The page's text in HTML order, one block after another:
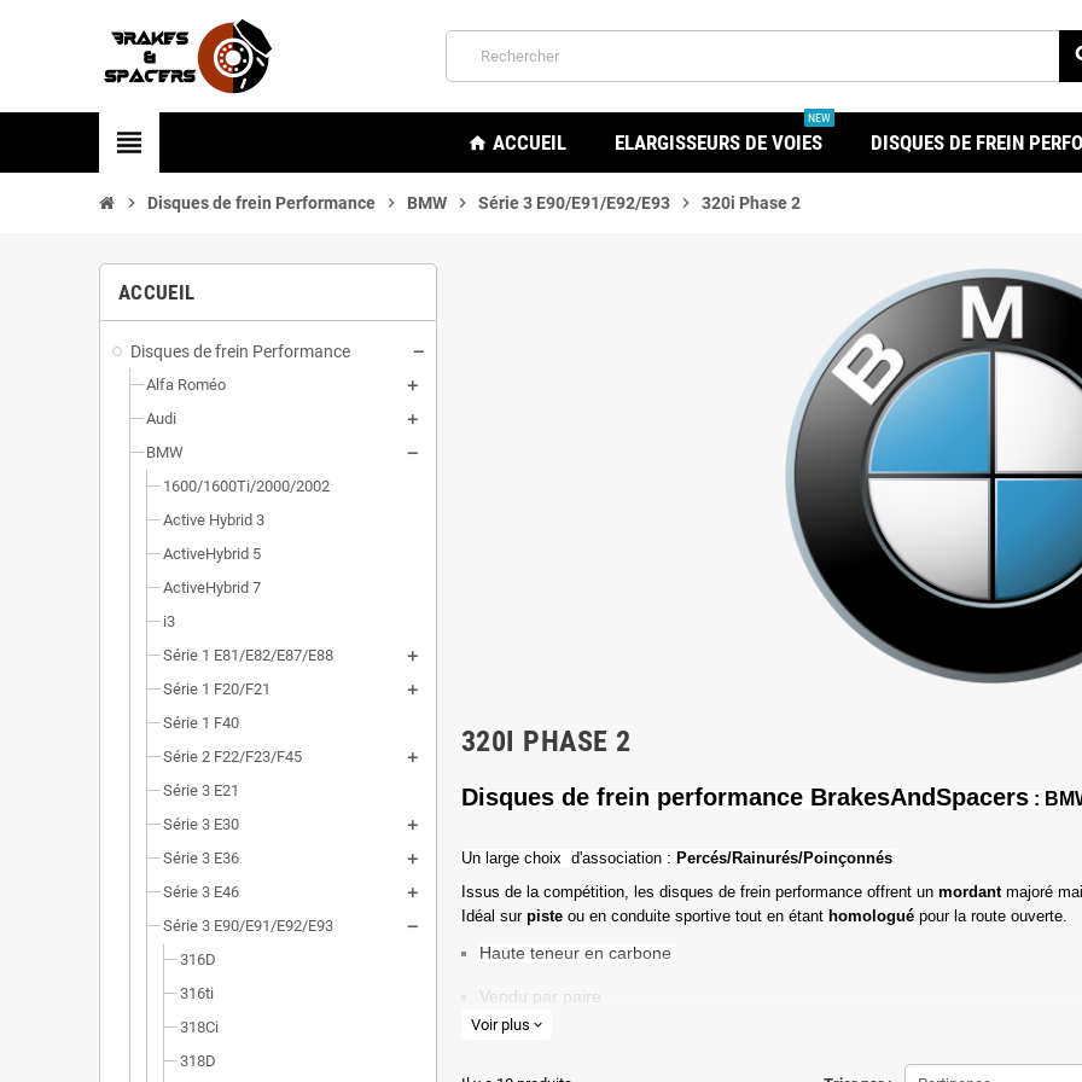
view_headline home ACCUEIL ELARGISSEURS DE VOIES
NEW
DISQUES DE FREIN
chevron_right Disques de frein Performance chevron_right BMW chevron_right Série 3 E90/E91/E92/E93 chevron_right 320i Phase 2
ACCUEIL
Disques de frein Performance
Alfa Roméo
Audi
BMW
1600/1600Ti/2000/2002
Active Hybrid 3
ActiveHybrid 5
ActiveHybrid 7
i3
Série 1 E81/E82/E87/E88
Série 1 F20/F21
Série 1 F40
Série 2 F22/F23/F45
Série 3 E21
Série 3 E30
Série 3 E36
Série 3 E46
Série 3 E90/E91/E92/E93
316D
316ti
318Ci
318D
320I PHASE 2
Disques de frein performance BrakesAndSpacers :
Un l arge choix d'association : Percés/Rainurés/Poinçonnés
Issus de la compétition, les disques de frein performance offrent un mordant majoré
Idéal sur piste ou en conduite sportive tout en étant homologué pour la route ouverte.
Haute teneur en carbone
Vendu par paire
Valeur de friction maximale
Voir plus expand_more